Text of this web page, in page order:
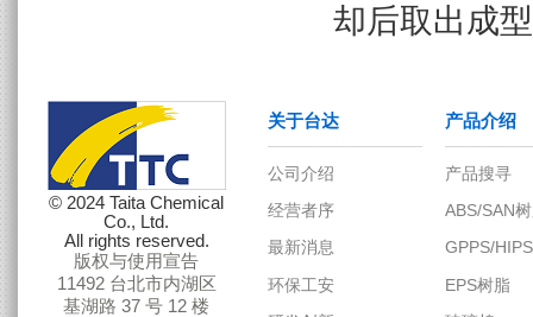
却后取出成
© 2024 Taita Chemical
Co., Ltd.
All rights reserved.
版权与使用宣告
11492 台北市内湖区
基湖路 37 号 12 楼